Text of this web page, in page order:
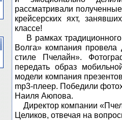
рассматривали
крейсерских яхт,
классе!
В рамках традиционного
Волга» компания провела
стиле Пчелайн».
передать образ
модели компания
mp3-плеер. Победили
Наиля Аюпова.
Директор компании
Целиков, отвечая на